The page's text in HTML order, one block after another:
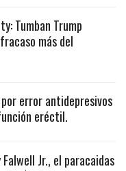
Tumban Trump
más del
error antidepresivos
eréctil.
Jr., el paracaidas